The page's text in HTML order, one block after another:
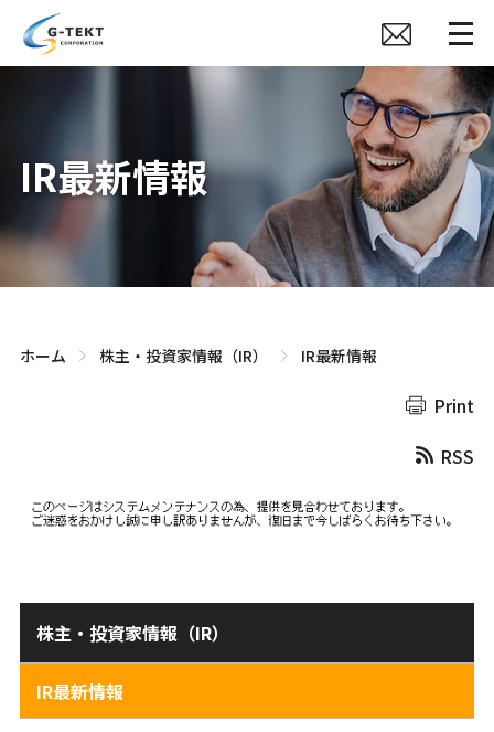
IR最新情報
ホーム 株主・投資家情報（IR） IR最新情報
Print
RSS
株主・投資家情報（IR）
IR最新情報